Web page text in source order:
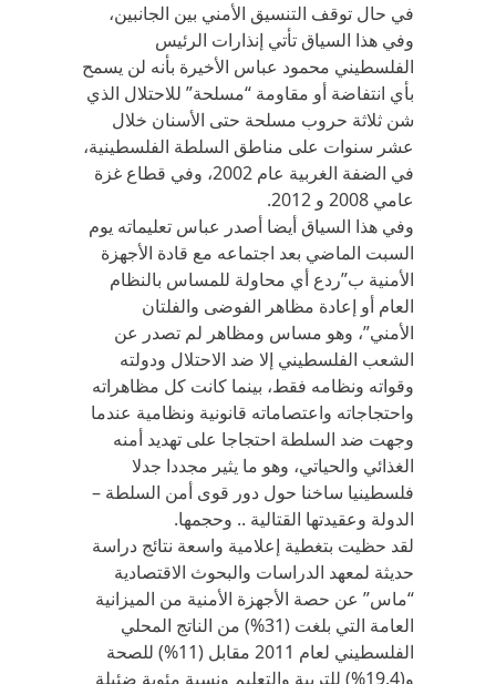
في حال توقف التنسيق الأمني بين الجانبين،
وفي هذا السياق تأتي إنذارات الرئيس
الفلسطيني محمود عباس الأخيرة بأنه لن يسمح
بأي انتفاضة أو مقاومة “مسلحة” للاحتلال الذي
شن ثلاثة حروب مسلحة حتى الأسنان خلال
عشر سنوات على مناطق السلطة الفلسطينية،
في الضفة الغربية عام 2002، وفي قطاع غزة
عامي 2008 و 2012.
وفي هذا السياق أيضا أصدر عباس تعليماته يوم
السبت الماضي بعد اجتماعه مع قادة الأجهزة
الأمنية ب”ردع أي محاولة للمساس بالنظام
العام أو إعادة مظاهر الفوضى والفلتان
الأمني”، وهو مساس ومظاهر لم تصدر عن
الشعب الفلسطيني إلا ضد الاحتلال ودولته
وقواته ونظامه فقط، بينما كانت كل مظاهراته
واحتجاجاته واعتصاماته قانونية ونظامية عندما
وجهت ضد السلطة احتجاجا على تهديد أمنه
الغذائي والحياتي، وهو ما يثير مجددا جدلا
فلسطينيا ساخنا حول دور قوى أمن السلطة –
الدولة وعقيدتها القتالية .. وحجمها.
لقد حظيت بتغطية إعلامية واسعة نتائج دراسة
حديثة لمعهد الدراسات والبحوث الاقتصادية
“ماس” عن حصة الأجهزة الأمنية من الميزانية
العامة التي بلغت (31%) من الناتج المحلي
الفلسطيني لعام 2011 مقابل (11%) للصحة
و(19.4%) للتربية والتعليم ونسبة مئوية ضئيلة